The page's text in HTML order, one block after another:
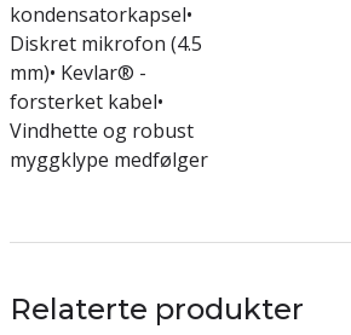
kondensatorkapsel•
Diskret mikrofon (4.5
mm)• Kevlar® -
forsterket kabel•
Vindhette og robust
myggklype medfølger
Relaterte produkter